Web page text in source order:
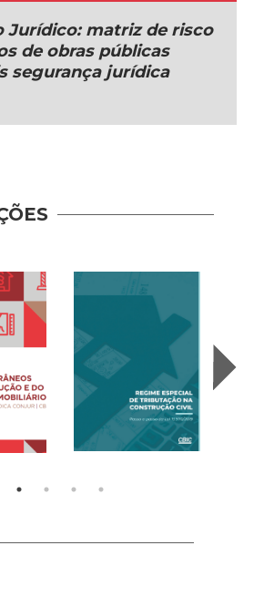
Jurídico: matriz de risco
de obras públicas
segurança jurídica